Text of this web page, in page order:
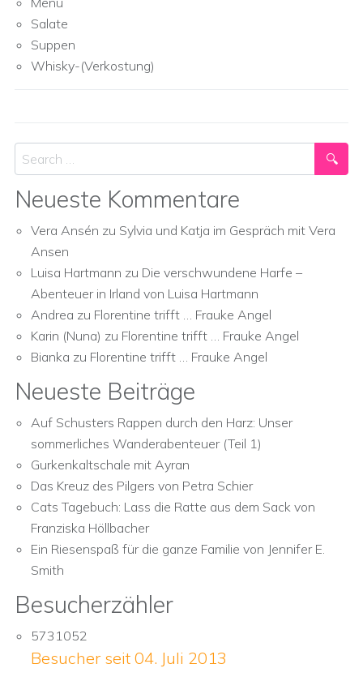
Salate
Suppen
Whisky-(Verkostung)
Search
Neueste Kommentare
Vera Ansén zu Sylvia und Katja im Gespräch mit Vera
Ansen
Luisa Hartmann zu Die verschwundene Harfe –
Abenteuer in Irland von Luisa Hartmann
Andrea zu Florentine trifft … Frauke Angel
Karin (Nuna) zu Florentine trifft … Frauke Angel
Bianka zu Florentine trifft … Frauke Angel
Neueste Beiträge
Auf Schusters Rappen durch den Harz: Unser
sommerliches Wanderabenteuer (Teil 1)
Gurkenkaltschale mit Ayran
Das Kreuz des Pilgers von Petra Schier
Cats Tagebuch: Lass die Ratte aus dem Sack von
Franziska Höllbacher
Ein Riesenspaß für die ganze Familie von Jennifer E.
Smith
Besucherzähler
5731052
Besucher seit 04. Juli 2013